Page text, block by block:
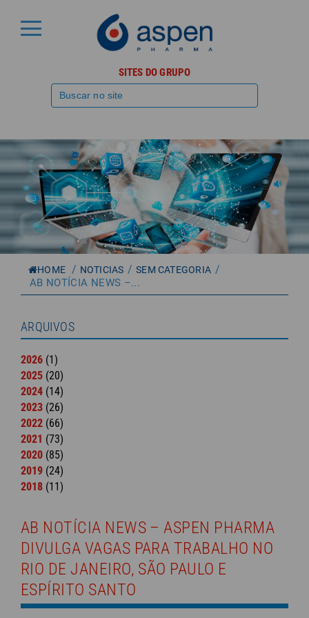
SITES DO GRUPO
HOME / NOTICIAS / SEM CATEGORIA /
AB NOTÍCIA NEWS –...
AB NOTÍCIA NEWS – ASPEN PHARMA
DIVULGA VAGAS PARA TRABALHO NO
RIO DE JANEIRO, SÃO PAULO E
ESPÍRITO SANTO
ARQUIVOS
2026 (1)
2025 (20)
2024 (14)
2023 (26)
2022 (66)
2021 (73)
2020 (85)
2019 (24)
2018 (11)